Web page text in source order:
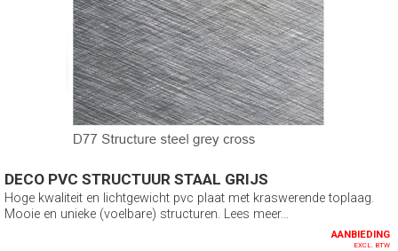
DECO PVC STRUCTUUR STAAL GRIJS
Hoge kwaliteit en lichtgewicht pvc plaat met kraswerende toplaag.
Mooie en unieke (voelbare) structuren. Lees meer...
AANBIEDING
EXCL. BTW